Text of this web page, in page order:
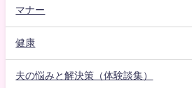
マナー
健康
夫の悩みと解決策（体験談集）